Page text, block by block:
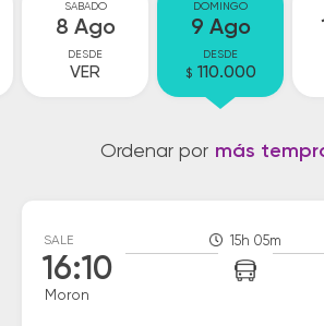
SABADO
8 Ago
DESDE
VER
DOMINGO
9 Ago
DESDE
$ 110.000
Ordenar por más
SALE
16:10
Moron
15h 05m